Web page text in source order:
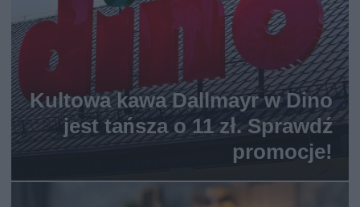
Kultowa kawa Dallmayr w Dino
jest tańsza o 11 zł. Sprawdź
promocje!